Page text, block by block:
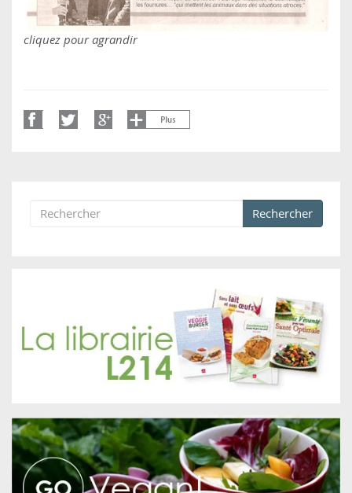
cliquez pour agrandir
Formulaire de recherche
Rechercher